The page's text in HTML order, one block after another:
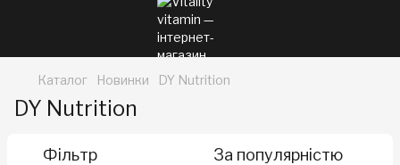
Каталог Новинки DY Nutrition
DY Nutrition
Фільтр За популярністю